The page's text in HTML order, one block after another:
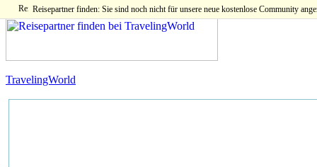
Reisepartner finden: Sie sind noch nicht für unsere neue kostenlose Community
TravelingWorld